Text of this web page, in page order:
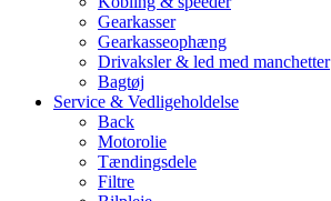
Gearkasser
Gearkasseophæng
Drivaksler & led med manchetter
Bagtøj
Service & Vedligeholdelse
Back
Motorolie
Tændingsdele
Filtre